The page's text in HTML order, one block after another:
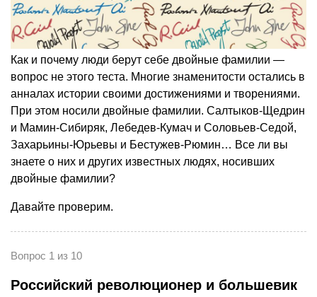
Как и почему люди берут себе двойные фамилии —
вопрос не этого теста. Многие знаменитости остались в
анналах истории своими достижениями и творениями.
При этом носили двойные фамилии. Салтыков-Щедрин
и Мамин-Сибиряк, Лебедев-Кумач и Соловьев-Седой,
Захарьины-Юрьевы и Бестужев-Рюмин… Все ли вы
знаете о них и других известных людях, носивших
двойные фамилии?
Давайте проверим.
Вопрос 1 из 10
Российский революционер и большевик